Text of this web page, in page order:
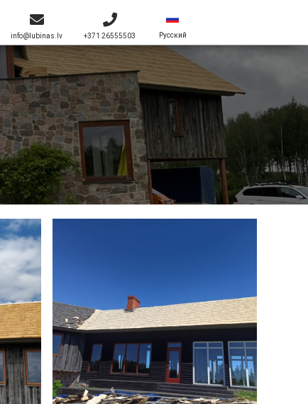
info@lubinas.lv +371 26555503 Pусский